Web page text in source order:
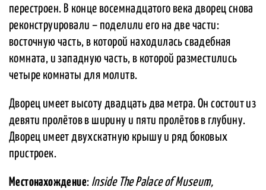
перестроен. В конце восемнадцатого века дворец снова
реконструировали – поделили его на две части:
восточную часть, в которой находилась свадебная
комната, и западную часть, в которой разместились
четыре комнаты для молитв.
Дворец имеет высоту двадцать два метра. Он состоит из
девяти пролётов в ширину и пяти пролётов в глубину.
Дворец имеет двухскатную крышу и ряд боковых
пристроек.
Местонахождение: Inside The Palace of Museum,